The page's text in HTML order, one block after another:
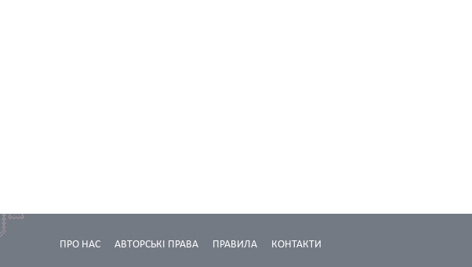
КОНТАКТИ
ПРАВИЛА
АВТОРСЬКІ ПРАВА
ПРО НАС